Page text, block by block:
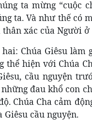
ta mừng “cuộc
ta. Và như thế có
thân xác của Người ở
Chúa Giêsu
thể hiện với Chúa
cầu nguyện
đau khổ con
Chúa Cha cảm
Giêsu cầu nguyện.